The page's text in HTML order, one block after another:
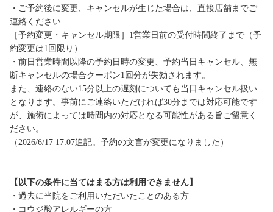
・ご予約後に変更、キャンセルが生じた場合は、直接店舗までご
連絡ください
［予約変更・キャンセル期限］1営業日前の受付時間終了まで（予
約変更は1回限り）
・前日営業時間以降の予約日時の変更、予約当日キャンセル、無
断キャンセルの場合クーポン1回分が失効されます。
また、連絡のない15分以上の遅刻についても当日キャンセル扱い
となります。事前にご連絡いただければ30分までは対応可能です
が、施術によっては時間内の対応となる可能性がある旨ご留意く
ださい。
（2026/6/17 17:07追記。予約の文言が変更になりました）
【以下の条件に当てはまる方は利用できません】
・過去に当院をご利用いただいたことのある方
・コウジ酸アレルギーの方